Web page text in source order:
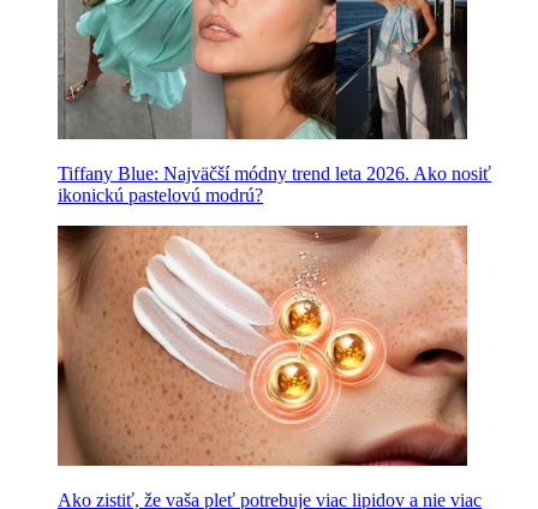
Tiffany Blue: Najväčší módny trend leta 2026. Ako nosiť
ikonickú pastelovú modrú?
Ako zistiť, že vaša pleť potrebuje viac lipidov a nie viac